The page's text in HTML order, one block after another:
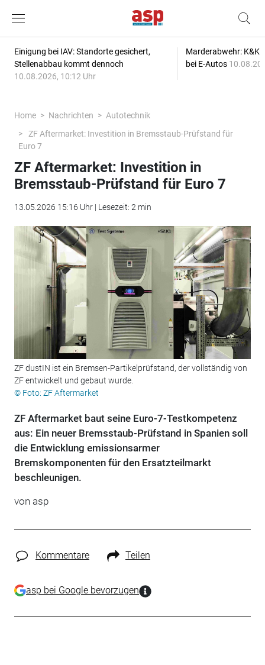
Einigung bei IAV: Standorte gesichert,
Stellenabbau kommt dennoch
10.08.2026, 10:12 Uhr
Marderabwehr: K&K
bei E-Autos
Home Nachrichten
Autotechnik
ZF Aftermarket: Investition in Bremsstaub-Prüfstand für
Euro 7
ZF Aftermarket: Investition in
Bremsstaub-Prüfstand für Euro 7
13.05.2026 15:16 Uhr | Lesezeit: 2 min
ZF dustIN ist ein Bremsen-Partikelprüfstand, der vollständig von
ZF entwickelt und gebaut wurde.
© Foto: ZF Aftermarket
ZF Aftermarket baut seine Euro-7-Testkompetenz
aus: Ein neuer Bremsstaub-Prüfstand in Spanien soll
die Entwicklung emissionsarmer
Bremskomponenten für den Ersatzteilmarkt
beschleunigen.
von asp
Kommentare Teilen
asp bei Google bevorzugen